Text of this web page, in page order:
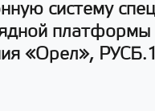
способ
станции и л
систему
платформы
«Орел»,